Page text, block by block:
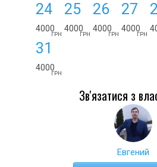
24
4000
ГРН
25
4000
ГРН
26
4000
ГРН
27
4000
ГРН
31
4000
ГРН
Зв'язатися з
Евгений